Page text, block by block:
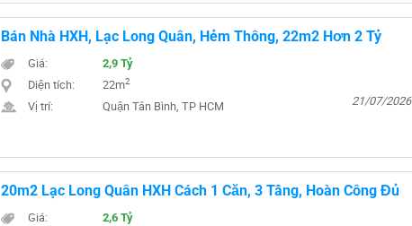
Bán Nhà HXH, Lạc Long Quân, Hẻm Thông, 22m2 Hơn 2 Tỷ
Giá: 2,9 Tỷ
Diện tích: 22m2
Vị trí: Quận Tân Bình, TP HCM 21/07/2026
20m2 Lạc Long Quân HXH Cách 1 Căn, 3 Tầng, Hoàn Công Đủ
Giá: 2,6 Tỷ